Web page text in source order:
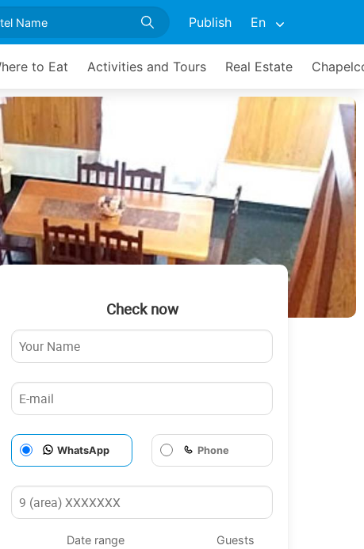
Publish En
to Eat Activities and Tours Real Estate
Check now
WhatsApp Phone
Date range Guests